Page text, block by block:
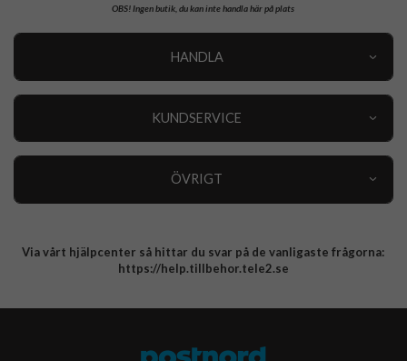
OBS!Ingen butik, du kan inte handla här på plats
HANDLA
KUNDSERVICE
ÖVRIGT
Integritetspolicy
Via vårt hjälpcenter så hittar du svar på de vanligaste frågorna:
https://help.tillbehor.tele2.se